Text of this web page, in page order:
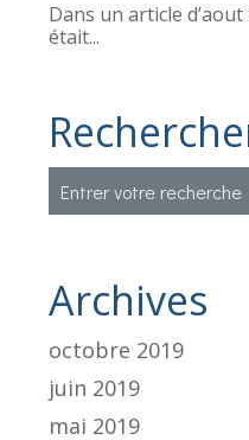
Dans un article
était...
Archives
octobre 2019
juin 2019
mai 2019